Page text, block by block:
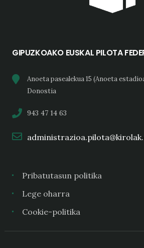
GIPUZKOAKO EUSKAL PILOTA
Anoeta pasealekua 15 (Anoeta
Donostia
943 47 14 63
Pribatutasun politika
Lege oharra
Cookie-politika